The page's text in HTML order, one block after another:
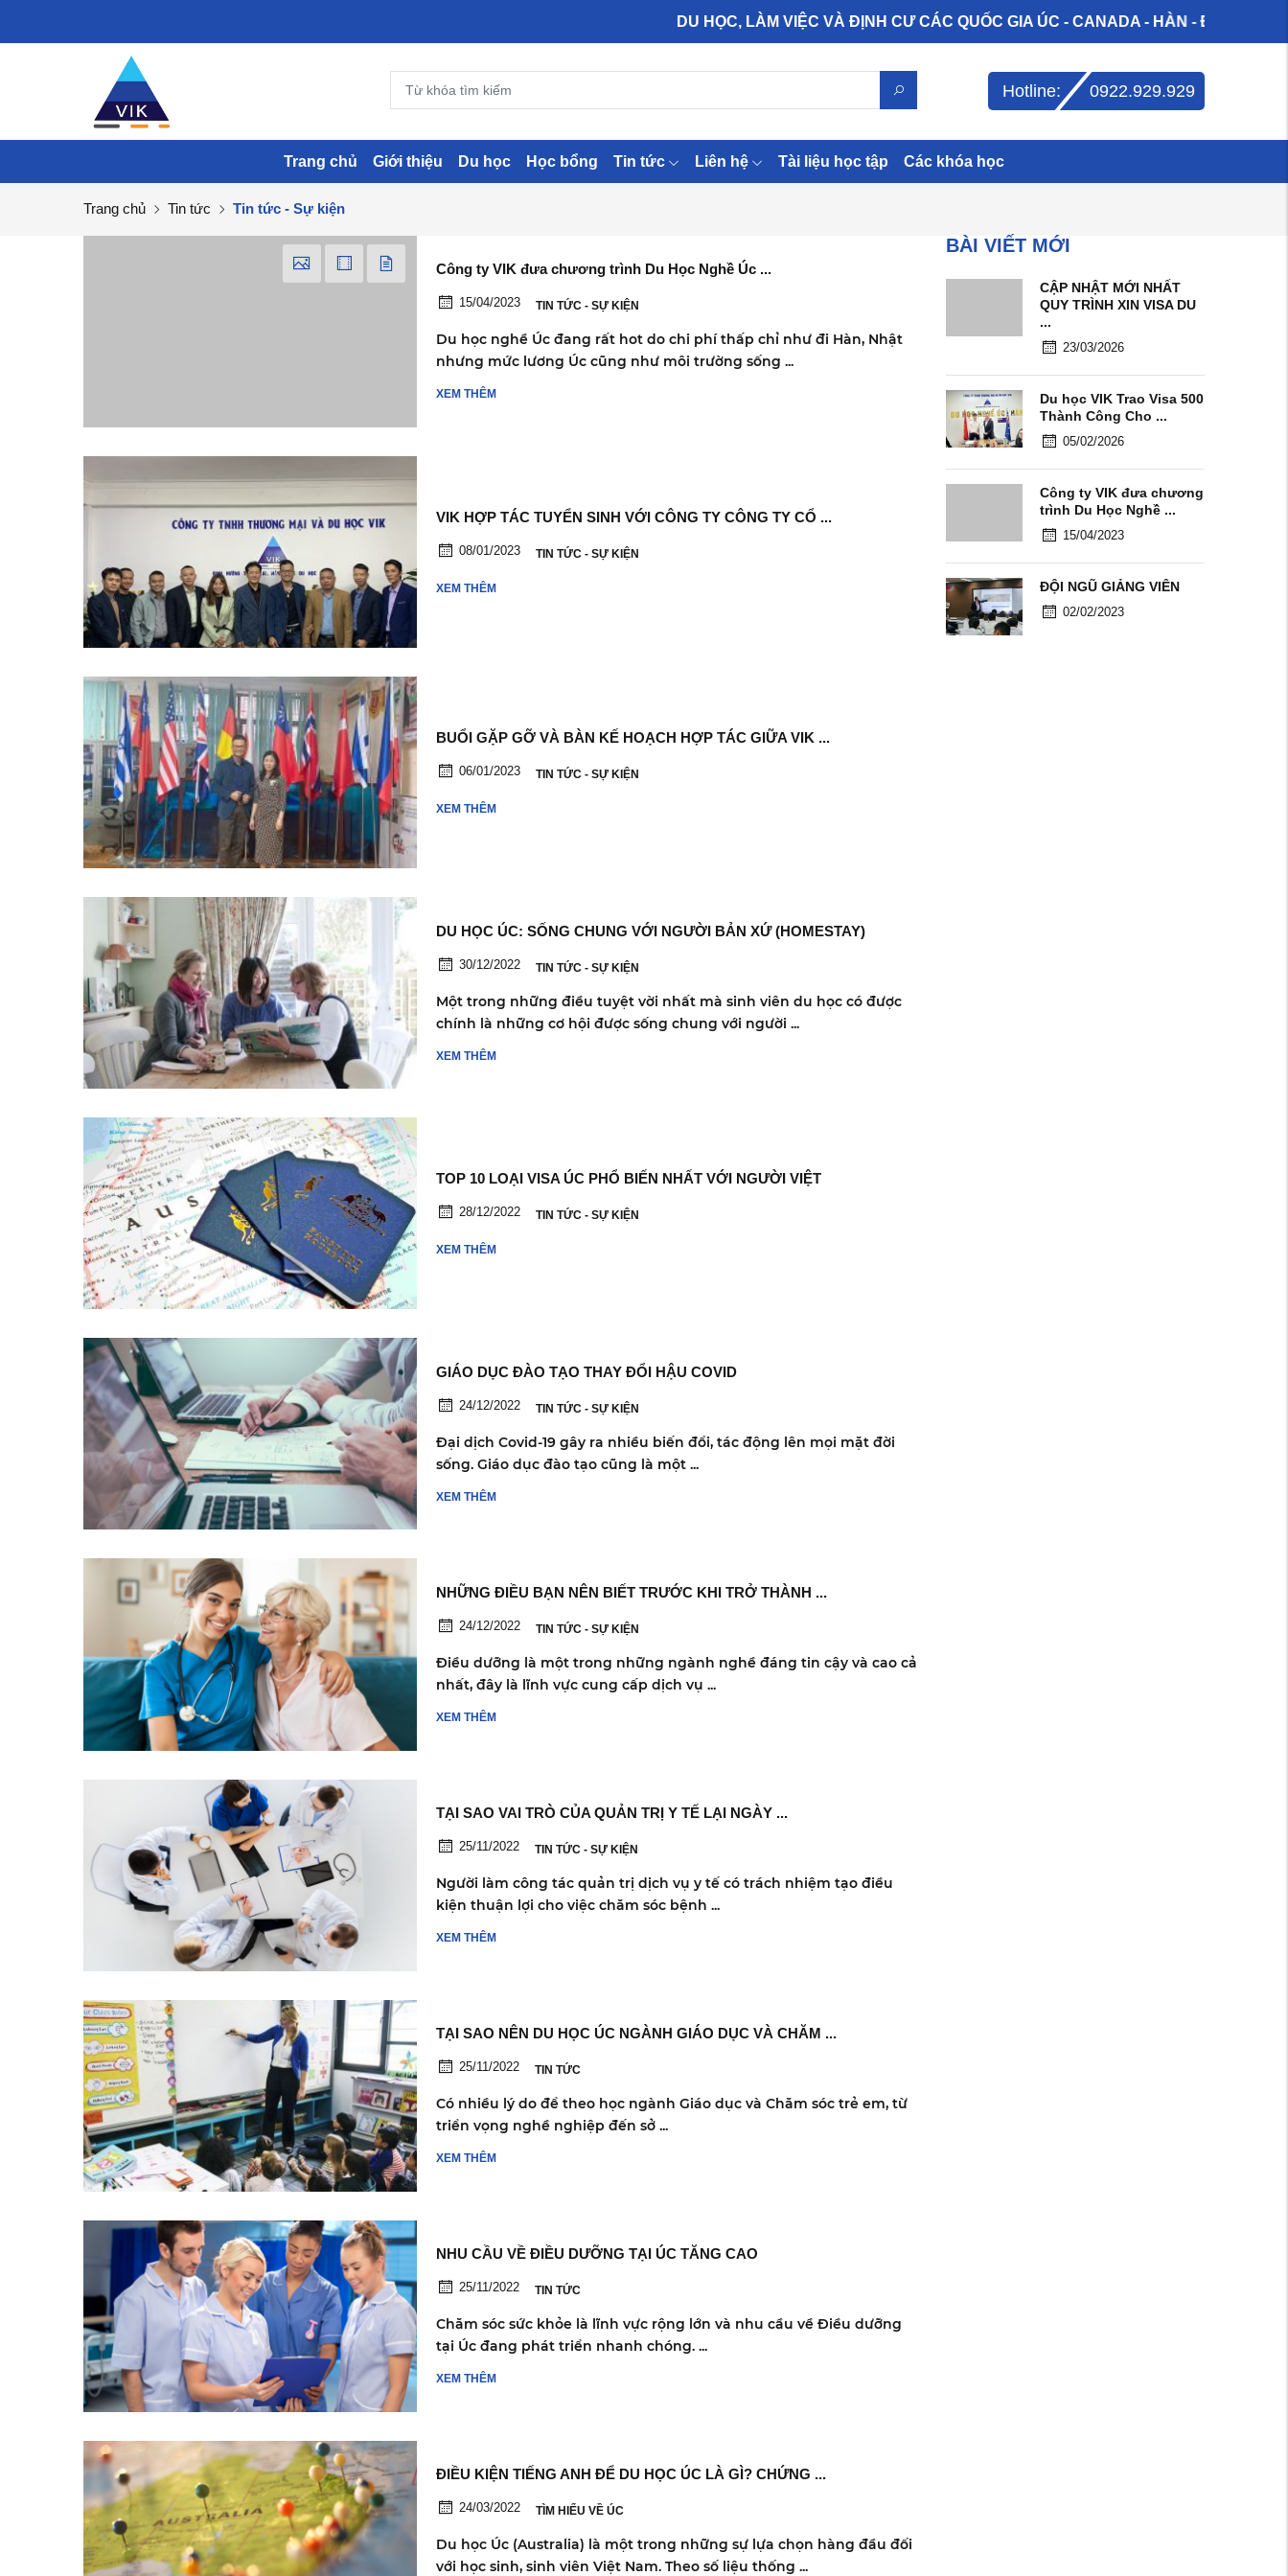
DU HỌC, LÀM VIỆC VÀ ĐỊNH CƯ CÁC QUỐC GIA ÚC - CANADA - HÀN - ĐỨC - MỸ - NEW
Hotline: 0922.929.929
Trang chủ Giới thiệu Du học Học bổng Tin tức Liên hệ Tài liệu học tập Các khóa học
Trang chủ Tin tức Tin tức - Sự kiện
Công ty VIK đưa chương trình Du Học Nghề Úc ...
15/04/2023 TIN TỨC - SỰ KIỆN
Du học nghề Úc đang rất hot do chi phí thấp chỉ như đi Hàn, Nhật
nhưng mức lương Úc cũng như môi trường sống ...
XEM THÊM
VIK HỢP TÁC TUYỂN SINH VỚI CÔNG TY CÔNG TY CỔ ...
08/01/2023 TIN TỨC - SỰ KIỆN
XEM THÊM
BUỔI GẶP GỠ VÀ BÀN KẾ HOẠCH HỢP TÁC GIỮA VIK ...
06/01/2023 TIN TỨC - SỰ KIỆN
XEM THÊM
DU HỌC ÚC: SỐNG CHUNG VỚI NGƯỜI BẢN XỨ (HOMESTAY)
30/12/2022 TIN TỨC - SỰ KIỆN
Một trong những điều tuyệt vời nhất mà sinh viên du học có được
chính là những cơ hội được sống chung với người ...
XEM THÊM
TOP 10 LOẠI VISA ÚC PHỔ BIẾN NHẤT VỚI NGƯỜI VIỆT
28/12/2022 TIN TỨC - SỰ KIỆN
XEM THÊM
GIÁO DỤC ĐÀO TẠO THAY ĐỔI HẬU COVID
24/12/2022 TIN TỨC - SỰ KIỆN
Đại dịch Covid-19 gây ra nhiều biến đổi, tác động lên mọi mặt đời
sống. Giáo dục đào tạo cũng là một ...
XEM THÊM
NHỮNG ĐIỀU BẠN NÊN BIẾT TRƯỚC KHI TRỞ THÀNH ...
24/12/2022 TIN TỨC - SỰ KIỆN
Điều dưỡng là một trong những ngành nghề đáng tin cậy và cao cả
nhất, đây là lĩnh vực cung cấp dịch vụ ...
XEM THÊM
TẠI SAO VAI TRÒ CỦA QUẢN TRỊ Y TẾ LẠI NGÀY ...
25/11/2022 TIN TỨC - SỰ KIỆN
Người làm công tác quản trị dịch vụ y tế có trách nhiệm tạo điều
kiện thuận lợi cho việc chăm sóc bệnh ...
XEM THÊM
TẠI SAO NÊN DU HỌC ÚC NGÀNH GIÁO DỤC VÀ CHĂM ...
25/11/2022 TIN TỨC
Có nhiều lý do để theo học ngành Giáo dục và Chăm sóc trẻ em, từ
triển vọng nghề nghiệp đến sở ...
XEM THÊM
NHU CẦU VỀ ĐIỀU DƯỠNG TẠI ÚC TĂNG CAO
25/11/2022 TIN TỨC
Chăm sóc sức khỏe là lĩnh vực rộng lớn và nhu cầu về Điều dưỡng
tại Úc đang phát triển nhanh chóng. ...
XEM THÊM
ĐIỀU KIỆN TIẾNG ANH ĐỂ DU HỌC ÚC LÀ GÌ? CHỨNG ...
24/03/2022 TÌM HIỂU VỀ ÚC
Du học Úc (Australia) là một trong những sự lựa chọn hàng đầu đối
với học sinh, sinh viên Việt Nam. Theo số liệu thống ...
BÀI VIẾT MỚI
CẬP NHẬT MỚI NHẤT
QUY TRÌNH XIN VISA DU
...
23/03/2026
Du học VIK Trao Visa 500
Thành Công Cho ...
05/02/2026
Công ty VIK đưa chương
trình Du Học Nghề ...
15/04/2023
ĐỘI NGŨ GIẢNG VIÊN
02/02/2023